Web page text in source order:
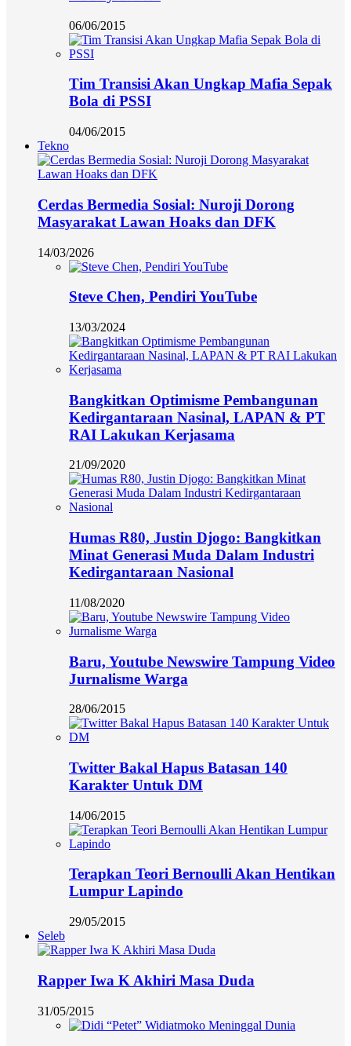
06/06/2015
Tim Transisi Akan Ungkap Mafia Sepak
Bola di PSSI
04/06/2015
Tekno
Cerdas Bermedia Sosial: Nuroji Dorong
Masyarakat Lawan Hoaks dan DFK
14/03/2026
Steve Chen, Pendiri YouTube
13/03/2024
Bangkitkan Optimisme Pembangunan
Kedirgantaraan Nasinal, LAPAN & PT
RAI Lakukan Kerjasama
21/09/2020
Humas R80, Justin Djogo: Bangkitkan
Minat Generasi Muda Dalam Industri
Kedirgantaraan Nasional
11/08/2020
Baru, Youtube Newswire Tampung Video
Jurnalisme Warga
28/06/2015
Twitter Bakal Hapus Batasan 140
Karakter Untuk DM
14/06/2015
Terapkan Teori Bernoulli Akan Hentikan
Lumpur Lapindo
29/05/2015
Seleb
Rapper Iwa K Akhiri Masa Duda
31/05/2015